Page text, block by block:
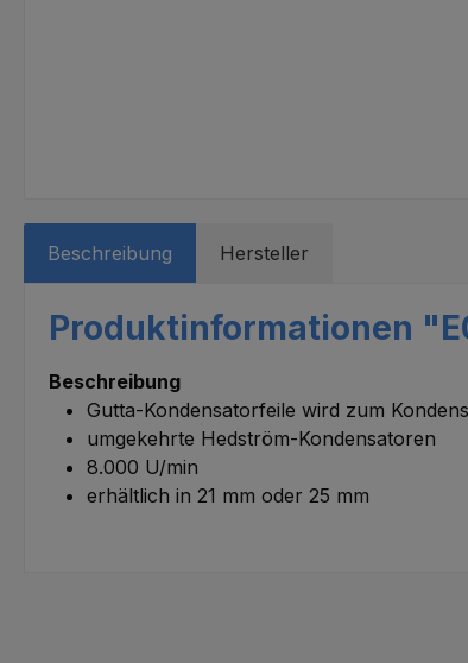
Beschreibung Hersteller
Produktinformationen
Beschreibung
Gutta-Kondensatorfeile wird zum
umgekehrte Hedström-Kondensatoren
8.000 U/min
erhältlich in 21 mm oder 25 mm